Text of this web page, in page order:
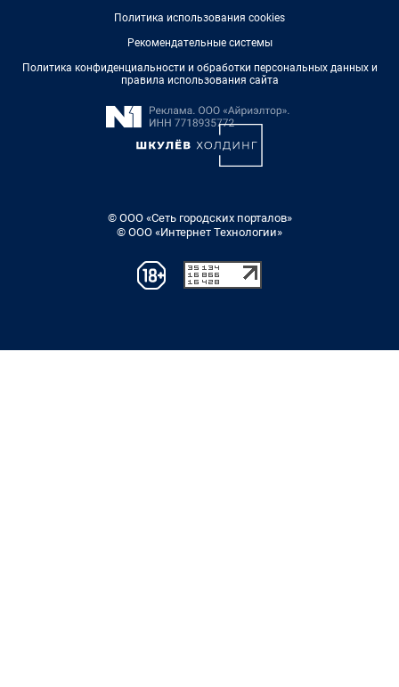
Политика использования cookies
Рекомендательные системы
Политика конфиденциальности и обработки персональных данных и
правила использования сайта
© ООО «Сеть городских порталов»
© ООО «Интернет Технологии»